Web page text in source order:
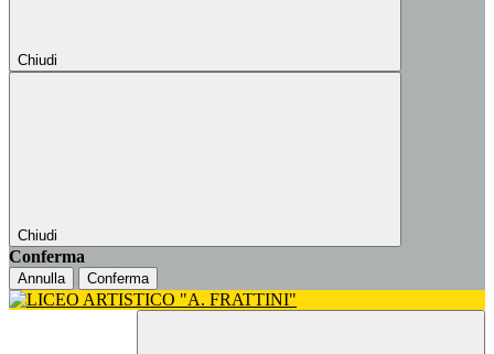
Chiudi
Chiudi
Conferma
Annulla Conferma